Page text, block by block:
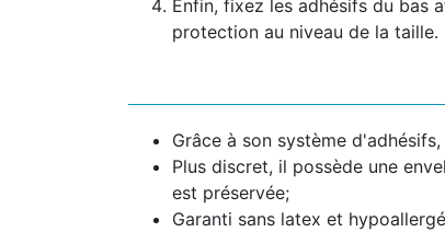
Enfin, fixez les adhésifs du bas
protection au niveau de la taille.
Grâce à son système
Plus discret, il possède une
est préservée;
Garanti sans latex et